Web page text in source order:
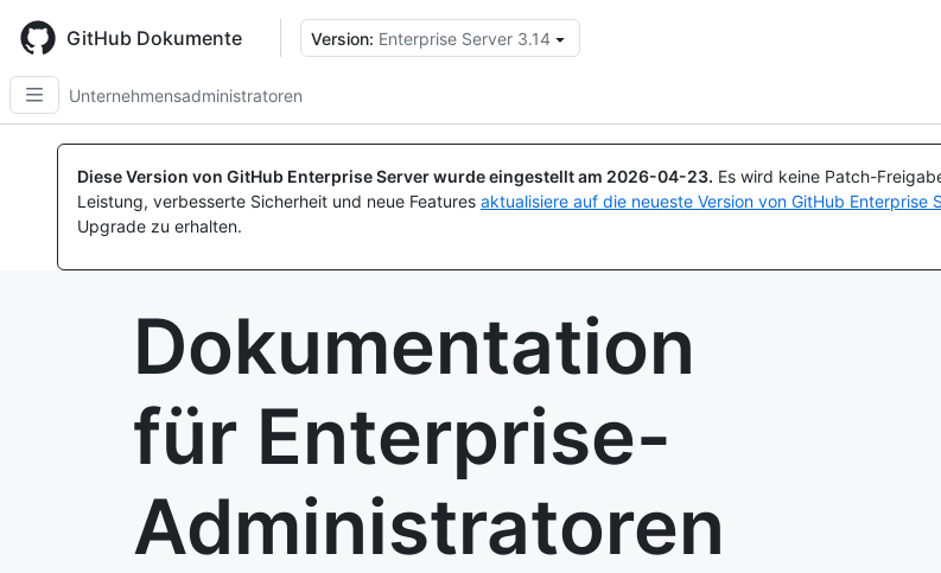
main
content
GitHub Dokumente Version: Enterprise Server 3.14
Unternehmensadministratoren
Diese Version von GitHub Enterprise Server wurde eingestellt am 2026-04-23. Es wird keine Patch-
Leistung, verbesserte Sicherheit und neue Features aktualisiere auf die neueste Version von GitHub Enterprise
Upgrade zu erhalten.
Dokumentation
für Enterprise-
Administratoren